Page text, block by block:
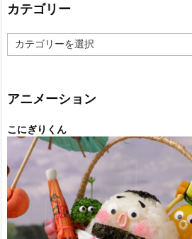
カテゴリー
テ
ー
アニメーション
こにぎりくん